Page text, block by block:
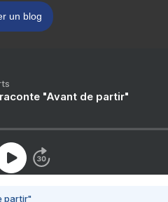
un blog
"Avant de partir"
partir"